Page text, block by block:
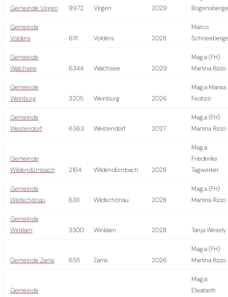
Gemeinde Virgen 9972 Virgen 2029
Gemeinde
Volders
6111 Volders 2028
Marco
Gemeinde
Walchsee
6344 Walchsee 2029
Mag.a (FH)
Martina Rizzo
Gemeinde
Weinburg
3205 Weinburg 2026
Mag.a Marisa
Fedrizzi
Gemeinde
Westendorf
6363 Westendorf 2027
Mag.a (FH)
Martina Rizzo
Gemeinde
Wildendürnbach
2164 Wildendürnbach 2028
Mag.a
Friederike
Tagwerker
Gemeinde
Wildschönau
6311 Wildschönau 2028
Mag.a (FH)
Martina Rizzo
Gemeinde
Winklarn
3300 Winklarn 2028 Tanja Wesely
Gemeinde Zams 6511 Zams 2026
Mag.a (FH)
Martina Rizzo
Gemeinde
Mag.a
Elisabeth